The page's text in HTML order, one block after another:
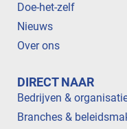
Doe-het-zelf
Nieuws
Over ons
DIRECT NAAR
Bedrijven &
Branches &